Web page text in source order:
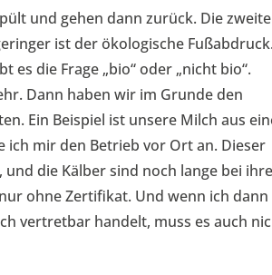
und gehen dann zurück. Die zweite
ist der ökologische Fußabdruck.
die Frage „bio“ oder „nicht bio“.
Dann haben wir im Grunde den
Ein Beispiel ist unsere Milch aus
ich mir den Betrieb vor Ort an. Dieser
die Kälber sind noch lange bei
ohne Zertifikat. Und wenn ich dann
vertretbar handelt, muss es auch